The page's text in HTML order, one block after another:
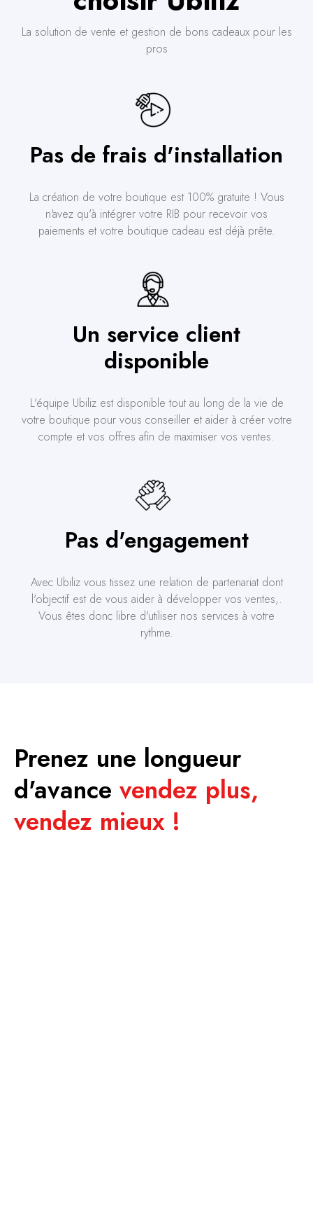
La solution de vente et gestion de bons cadeaux pour les
pros
Pas de frais d'installation
La création de votre boutique est 100% gratuite ! Vous
n'avez qu'à intégrer votre RIB pour recevoir vos
paiements et votre boutique cadeau est déjà prête.
Un service client
disponible
L'équipe Ubiliz est disponible tout au long de la vie de
votre boutique pour vous conseiller et aider à créer votre
compte et vos offres afin de maximiser vos ventes.
Pas d'engagement
Avec Ubiliz vous tissez une relation de partenariat dont
l'objectif est de vous aider à développer vos ventes,.
Vous êtes donc libre d'utiliser nos services à votre
rythme.
Prenez une longueur
d'avance vendez plus,
vendez mieux !